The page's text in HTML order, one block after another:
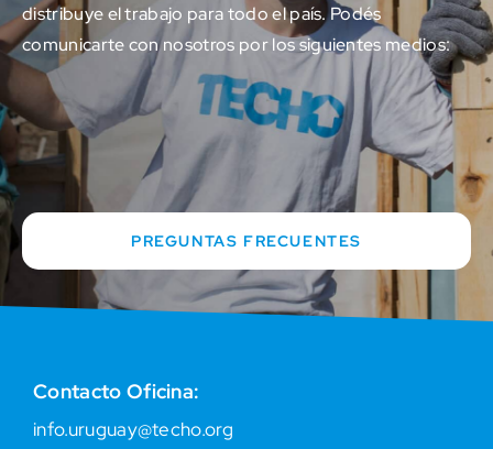
distribuye el trabajo para todo el país. Podés
comunicarte con nosotros por los siguientes medios:
PREGUNTAS FRECUENTES
Contacto Oficina:
info.uruguay@techo.org